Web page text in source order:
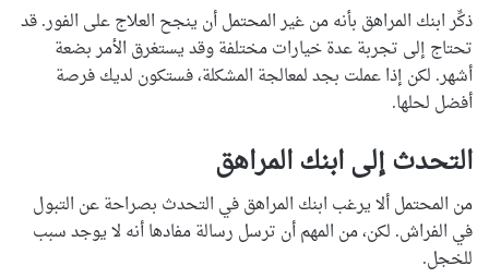
ذكِّر ابنك المراهق بأنه من غير المحتمل أن ينجح العلاج على الفور. قد
تحتاج إلى تجربة عدة خيارات مختلفة وقد يستغرق الأمر بضعة
أشهر. لكن إذا عملت بجد لمعالجة المشكلة، فستكون لديك فرصة
أفضل لحلها.
التحدث إلى ابنك المراهق
من المحتمل ألا يرغب ابنك المراهق في التحدث بصراحة عن التبول
في الفراش. لكن، من المهم أن ترسل رسالة مفادها أنه لا يوجد سبب
للخجل.